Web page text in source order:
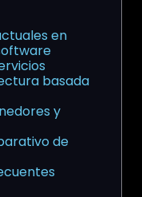
en
basada
y
de